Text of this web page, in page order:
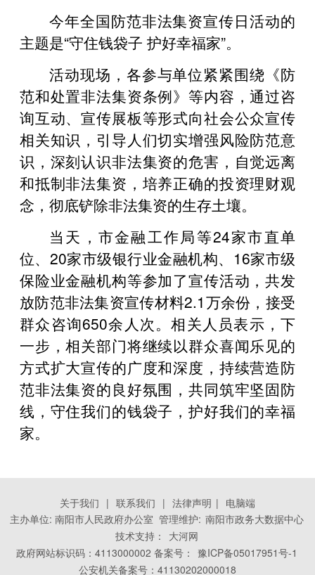
今年全国防范非法集资宣传日活动的
主题是“守住钱袋子 护好幸福家”。
活动现场，各参与单位紧紧围绕《防
范和处置非法集资条例》等内容，通过咨
询互动、宣传展板等形式向社会公众宣传
相关知识，引导人们切实增强风险防范意
识，深刻认识非法集资的危害，自觉远离
和抵制非法集资，培养正确的投资理财观
念，彻底铲除非法集资的生存土壤。
当天，市金融工作局等24家市直单
位、20家市级银行业金融机构、16家市级
保险业金融机构等参加了宣传活动，共发
放防范非法集资宣传材料2.1万余份，接受
群众咨询650余人次。相关人员表示，下
一步，相关部门将继续以群众喜闻乐见的
方式扩大宣传的广度和深度，持续营造防
范非法集资的良好氛围，共同筑牢坚固防
线，守住我们的钱袋子，护好我们的幸福
家。
关于我们 | 联系我们 | 法律声明 | 电脑端
主办单位: 南阳市人民政府办公室 管理维护: 南阳市政务大数据中心
技术支持：
大河网
政府网站标识码：4113000002 备案号： 豫ICP备05017951号-1
公安机关备案号：41130202000018